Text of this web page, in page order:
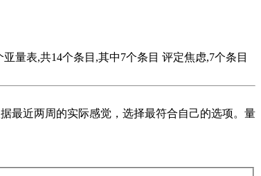
量表,共14个条目,其中7个条目 评定焦虑,7个条目
最近两周的实际感觉，选择最符合自己的选项。量